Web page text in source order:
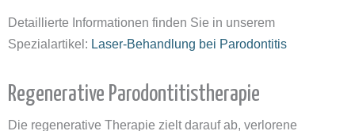
Detaillierte Informationen finden Sie in unserem
Spezialartikel: Laser-Behandlung bei Parodontitis
Regenerative Parodontitistherapie
Die regenerative Therapie zielt darauf ab, verlorene